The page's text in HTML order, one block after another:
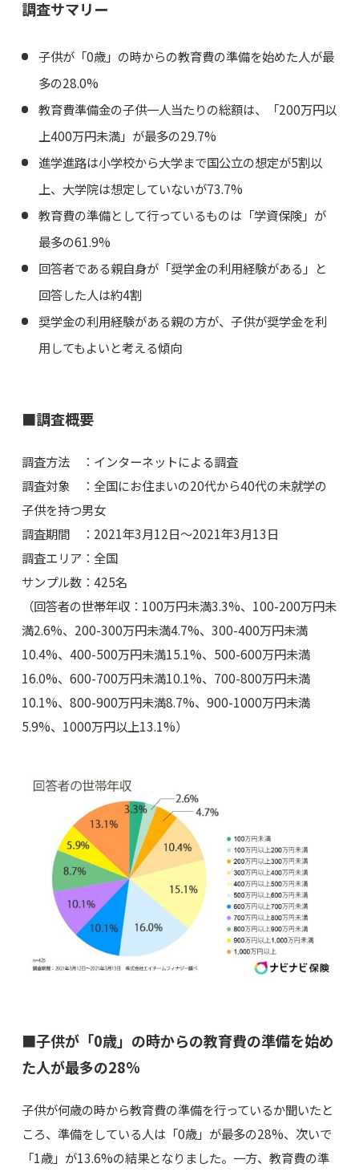
調査サマリー
子供が「0歳」の時からの教育費の準備を始めた人が最
多の28.0%
教育費準備金の子供一人当たりの総額は、「200万円以
上400万円未満」が最多の29.7%
進学進路は小学校から大学まで国公立の想定が5割以
上、大学院は想定していないが73.7%
教育費の準備として行っているものは「学資保険」が
最多の61.9%
回答者である親自身が「奨学金の利用経験がある」と
回答した人は約4割
奨学金の利用経験がある親の方が、子供が奨学金を利
用してもよいと考える傾向
■調査概要
調査方法 ：インターネットによる調査
調査対象 ：全国にお住まいの20代から40代の未就学の
子供を持つ男女
調査期間 ：2021年3月12日～2021年3月13日
調査エリア：全国
サンプル数：425名
（回答者の世帯年収：100万円未満3.3%、100-200万円未
満2.6%、200-300万円未満4.7%、300-400万円未満
10.4%、400-500万円未満15.1%、500-600万円未満
16.0%、600-700万円未満10.1%、700-800万円未満
10.1%、800-900万円未満8.7%、900-1000万円未満
5.9%、1000万円以上13.1%）
■子供が「0歳」の時からの教育費の準備を始め
た人が最多の28%
子供が何歳の時から教育費の準備を行っているか聞いたと
ころ、準備をしている人は「0歳」が最多の28%、次いで
「1歳」が13.6%の結果となりました。一方、教育費の準